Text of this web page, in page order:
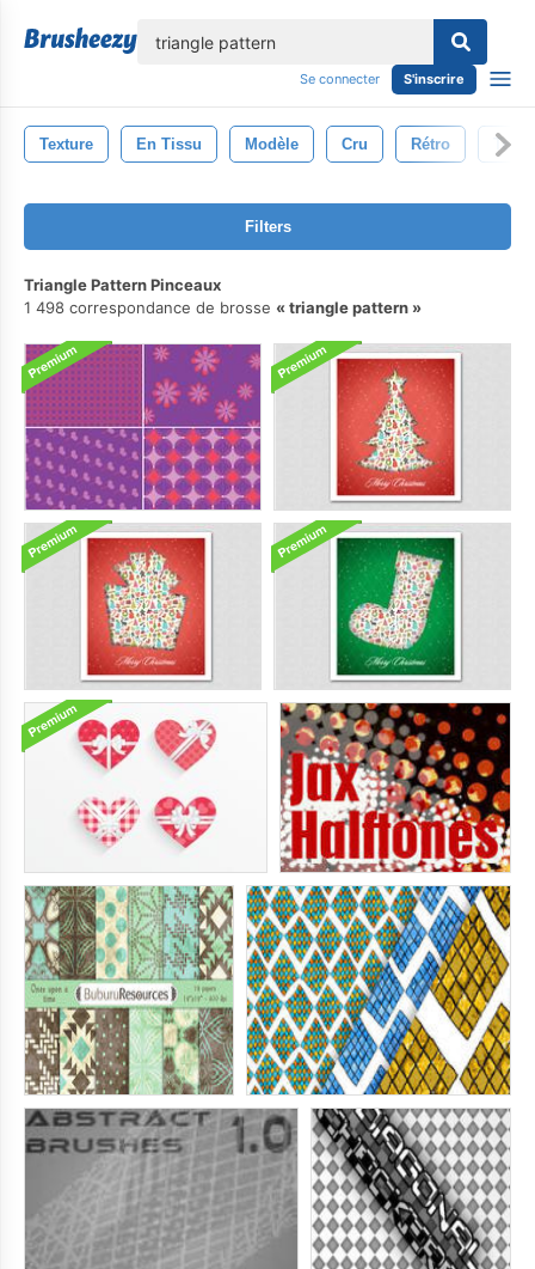
Se connecter S'inscrire
Texture En Tissu Modèle Cru Rétro
Filters
Triangle Pattern Pinceaux
1 498 correspondance de brosse
triangle pattern